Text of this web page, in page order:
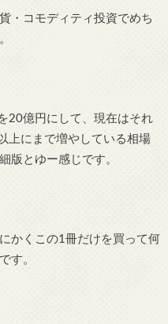
・コモディティ投資でめち
20億円にして、現在はそれ
上にまで増やしている相場
版とゆー感じです。
かくこの1冊だけを買って何
す。